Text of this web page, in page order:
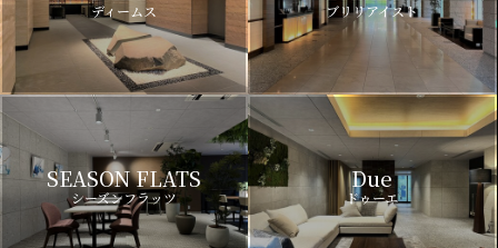
ディームス ブリリアイスト
SEASON FLATS
シーズンフラッツ
Due
ドゥーエ